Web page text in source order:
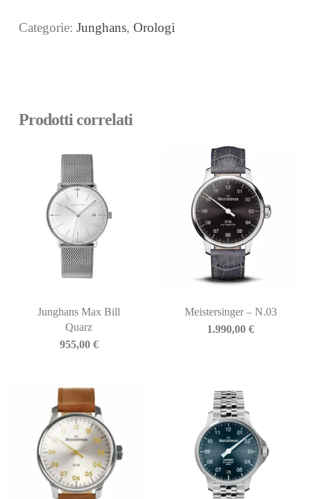
Categorie: Junghans, Orologi
Prodotti correlati
Junghans Max Bill
Quarz
955,00 €
Meistersinger – N.03
1.990,00€